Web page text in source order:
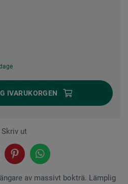
IVARUKORGEN
Skriv ut
av massivt bokträ. Lämplig